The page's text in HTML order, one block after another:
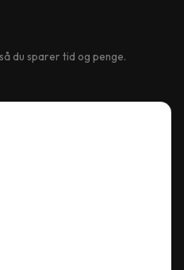
du sparer tid og penge.